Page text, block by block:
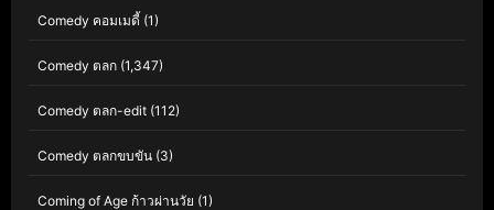
Comedy คอมเมดี้ (1)
Comedy ตลก (1,347)
Comedy ตลก-edit (112)
Comedy ตลกขบขัน (3)
Coming of Age ก้าวผ่านวัย (1)